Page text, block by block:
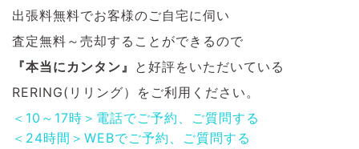
出張料無料でお客様のご自宅に伺い
査定無料～売却することができるので
『本当にカンタン』 と好評をいただいている
RERING(リリング）をご利用ください。
＜10～17時＞電話でご予約、ご質問する
＜24時間＞WEBでご予約、ご質問する